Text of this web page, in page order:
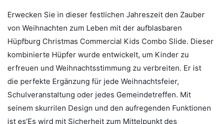
Erwecken Sie in dieser festlichen Jahreszeit den Zauber
von Weihnachten zum Leben mit der aufblasbaren
Hüpfburg Christmas Commercial Kids Combo Slide. Dieser
kombinierte Hüpfer wurde entwickelt, um Kinder zu
erfreuen und Weihnachtsstimmung zu verbreiten. Er ist
die perfekte Ergänzung für jede Weihnachtsfeier,
Schulveranstaltung oder jedes Gemeindetreffen. Mit
seinem skurrilen Design und den aufregenden Funktionen
ist es’Es wird mit Sicherheit zum Mittelpunkt des